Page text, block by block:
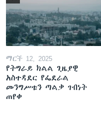
ማርች 12, 2025
የትግራይ ክልል ጊዜያዊ
አስተዳደር የፌደራል
መንግሥቱን ጣልቃ ገብነት
ጠየቀ